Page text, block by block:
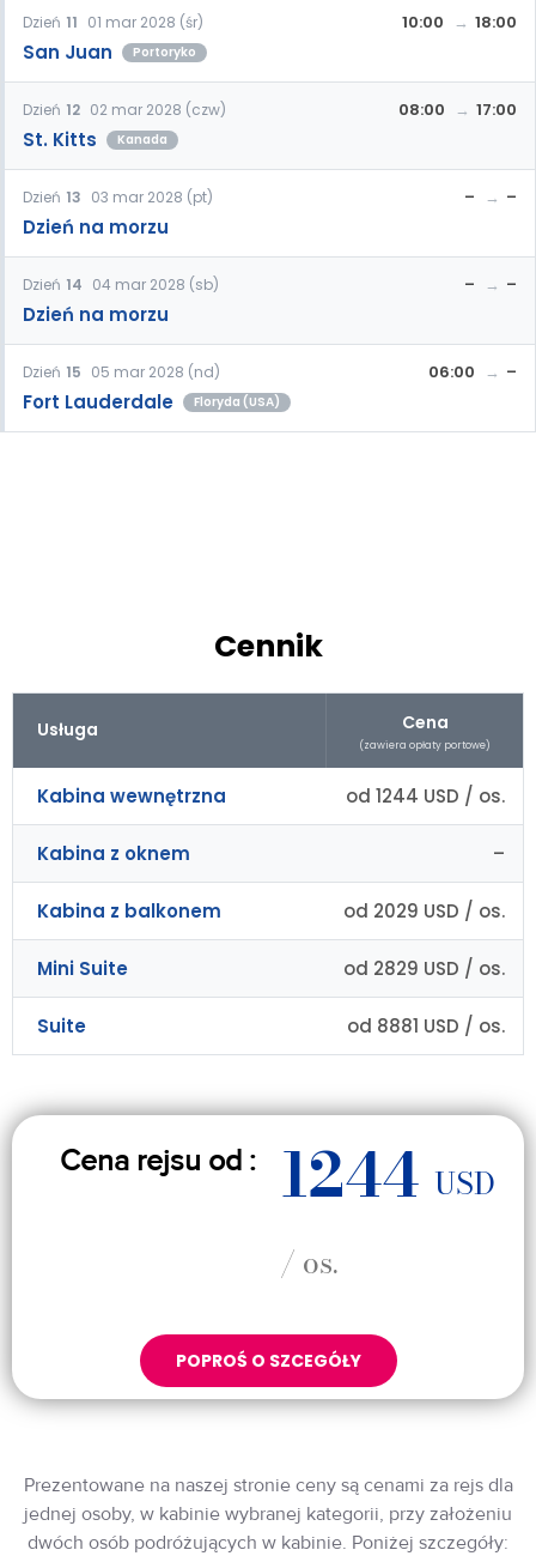
Dzień 11 01 mar 2028 (śr)
San Juan Portoryko
10:00 18:00
Dzień 12 02 mar 2028 (czw)
St. Kitts Kanada
08:00 17:00
Dzień 13 03 mar 2028 (pt)
Dzień na morzu
– –
Dzień 14 04 mar 2028 (sb)
Dzień na morzu
– –
Dzień 15 05 mar 2028 (nd)
Fort Lauderdale Floryda (USA)
06:00 –
Cennik
Usługa Cena
(zawiera opłaty portowe)
Kabina wewnętrzna od 1244 USD / os.
Kabina z oknem –
Kabina z balkonem od 2029 USD / os.
Mini Suite od 2829 USD / os.
Suite od 8881 USD / os.
Cena rejsu od : 1244 USD
/ os.
POPROŚ O SZCEGÓŁY
Prezentowane na naszej stronie ceny są cenami za rejs dla
jednej osoby, w kabinie wybranej kategorii, przy założeniu
dwóch osób podróżujących w kabinie. Poniżej szczegóły: